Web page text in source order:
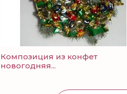
Композиция из конфет
новогодняя...